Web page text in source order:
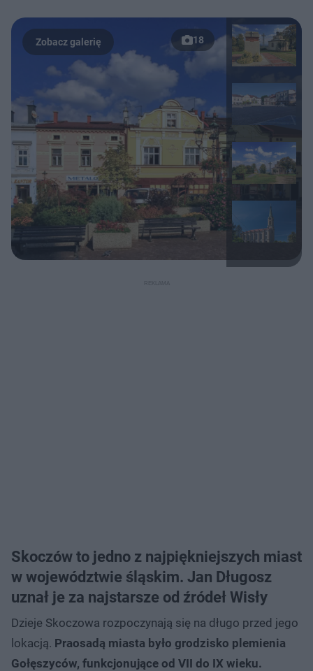
18
Skoczów to jedno z najpiękniejszych miast
w województwie śląskim. Jan Długosz
uznał je za najstarsze od źródeł Wisły
Dzieje Skoczowa rozpoczynają się na długo przed jego
lokacją. Praosadą miasta było grodzisko plemienia
Gołęszyców, funkcjonujące od VII do IX wieku.